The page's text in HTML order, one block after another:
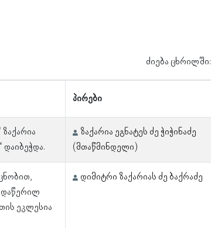
ძიება ცხრილში:
პირები
დაიბეჭდა.
ზაქარია ეგნატეს ძე ჭიჭინაძე
(მთაწმინდელი)
დაწერილ
ეკლესია
დიმიტრი ზაქარიას ძე ბაქრაძე